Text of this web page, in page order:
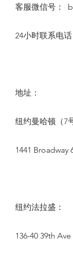
客服微信号：
24小时联系电话
地址：
纽约曼哈顿（7
1441 Broadway
纽约法拉盛：
136-40 39th